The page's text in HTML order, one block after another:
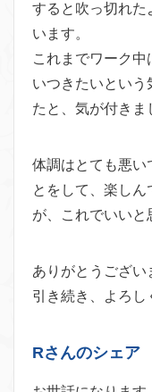
すると吹っ切れた
います。
これまでワーク
いつきたいとい う
たと、気が付きま
体調はとても悪い
とをして、楽し ん
が、これでいいと
ありがとうござい
引き続き、よろし
Rさんのシェア